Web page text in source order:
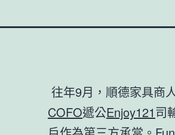
往年9月，順德家具商
COFO遞公Enjoy121司